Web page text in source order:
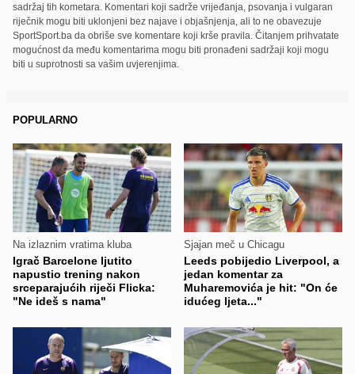
sadržaj tih kometara. Komentari koji sadrže vrijeđanja, psovanja i vulgaran
riječnik mogu biti uklonjeni bez najave i objašnjenja, ali to ne obavezuje
SportSport.ba da obriše sve komentare koji krše pravila. Čitanjem prihvatate
mogućnost da među komentarima mogu biti pronađeni sadržaji koji mogu
biti u suprotnosti sa vašim uvjerenjima.
POPULARNO
Na izlaznim vratima kluba
Igrač Barcelone ljutito
napustio trening nakon
srceparajućih riječi Flicka:
"Ne ideš s nama"
Sjajan meč u Chicagu
Leeds pobijedio Liverpool, a
jedan komentar za
Muharemovića je hit: "On će
idućeg ljeta..."